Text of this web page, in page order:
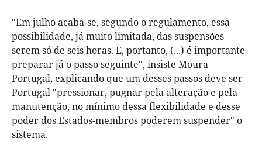
"Em julho acaba-se, segundo o regulamento, essa
possibilidade, já muito limitada, das suspensões
serem só de seis horas. E, portanto, (...) é importante
preparar já o passo seguinte", insiste Moura
Portugal, explicando que um desses passos deve ser
Portugal "pressionar, pugnar pela alteração e pela
manutenção, no mínimo dessa flexibilidade e desse
poder dos Estados-membros poderem suspender" o
sistema.